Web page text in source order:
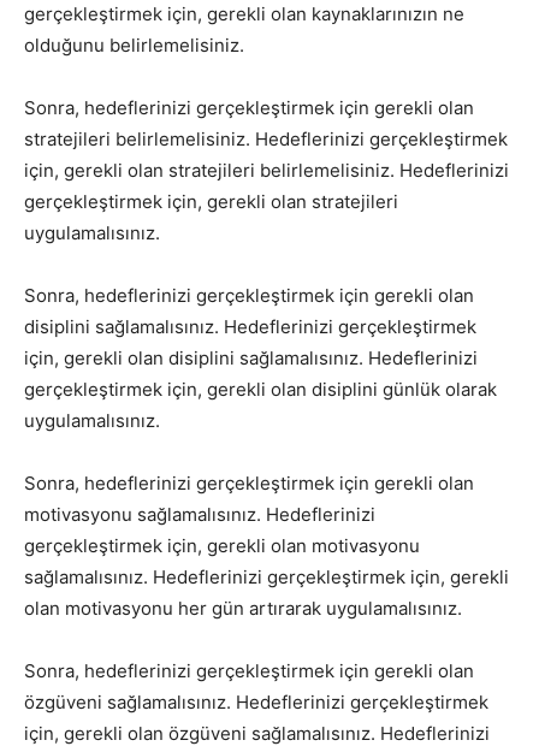
gerçekleştirmek için, gerekli olan kaynaklarınızın ne
olduğunu belirlemelisiniz.
Sonra, hedeflerinizi gerçekleştirmek için gerekli olan
stratejileri belirlemelisiniz. Hedeflerinizi gerçekleştirmek
için, gerekli olan stratejileri belirlemelisiniz. Hedeflerinizi
gerçekleştirmek için, gerekli olan stratejileri
uygulamalısınız.
Sonra, hedeflerinizi gerçekleştirmek için gerekli olan
disiplini sağlamalısınız. Hedeflerinizi gerçekleştirmek
için, gerekli olan disiplini sağlamalısınız. Hedeflerinizi
gerçekleştirmek için, gerekli olan disiplini günlük olarak
uygulamalısınız.
Sonra, hedeflerinizi gerçekleştirmek için gerekli olan
motivasyonu sağlamalısınız. Hedeflerinizi
gerçekleştirmek için, gerekli olan motivasyonu
sağlamalısınız. Hedeflerinizi gerçekleştirmek için, gerekli
olan motivasyonu her gün artırarak uygulamalısınız.
Sonra, hedeflerinizi gerçekleştirmek için gerekli olan
özgüveni sağlamalısınız. Hedeflerinizi gerçekleştirmek
için, gerekli olan özgüveni sağlamalısınız. Hedeflerinizi